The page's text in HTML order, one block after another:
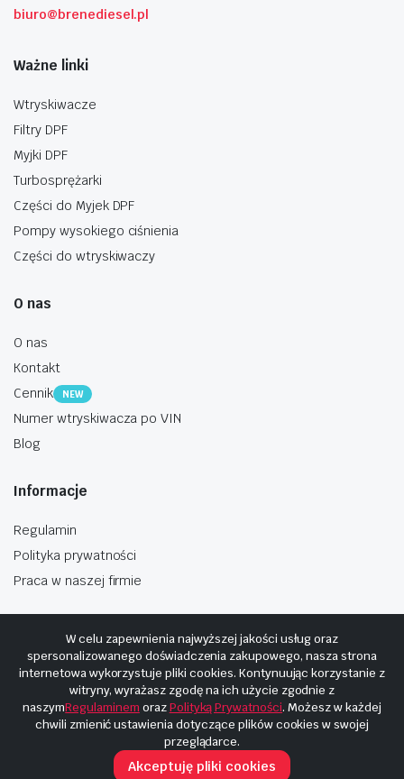
biuro@brenediesel.pl
Ważne linki
Wtryskiwacze
Filtry DPF
Myjki DPF
Turbosprężarki
Części do Myjek DPF
Pompy wysokiego ciśnienia
Części do wtryskiwaczy
O nas
O nas
Kontakt
Cennik
NEW
Numer wtryskiwacza po VIN
Blog
Informacje
Regulamin
Polityka prywatności
Praca w naszej firmie
Copyright © 2025 Hosting i budowa Cyberplaneta.pl
W celu zapewnienia najwyższej jakości usług oraz
spersonalizowanego doświadczenia zakupowego, nasza strona
internetowa wykorzystuje pliki cookies. Kontynuując korzystanie z
witryny, wyrażasz zgodę na ich użycie zgodnie z
naszymRegulaminem orazPolityką Prywatności. Możesz w każdej
chwili zmienić ustawienia dotyczące plików cookies w swojej
przeglądarce.
Akceptuję pliki cookies